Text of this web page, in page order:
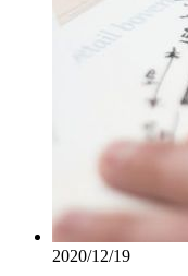
2020/12/19